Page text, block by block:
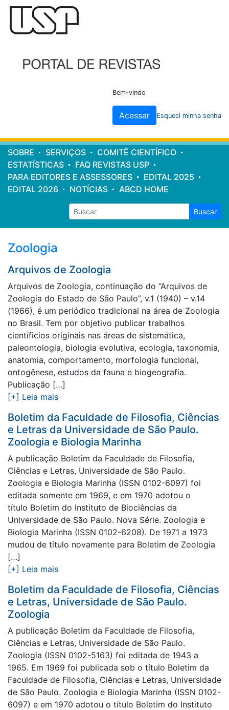
Cabeçalho
site
Bem-vindo
Acessar Esqueci minha senha
Menu
principal
SOBRE SERVIÇOS
COMITÊ CIENTÍFICO
ESTATÍSTICAS
FAQ REVISTAS USP
PARA EDITORES E ASSESSORES
EDITAL 2025
EDITAL 2026
NOTÍCIAS ABCD HOME
Buscar
Zoologia
Arquivos de Zoologia
Arquivos de Zoologia, continuação do “Arquivos de
Zoologia do Estado de São Paulo”, v.1 (1940) – v.14
(1966), é um periódico tradicional na área de Zoologia
no Brasil. Tem por objetivo publicar trabalhos
científicios originais nas áreas de sistemática,
paleontologia, biologia evolutiva, ecologia, taxonomia,
anatomia, comportamento, morfologia funcional,
ontogênese, estudos da fauna e biogeografia.
Publicação […]
[+] Leia mais
Boletim da Faculdade de Filosofia, Ciências
e Letras da Universidade de São Paulo.
Zoologia e Biologia Marinha
A publicação Boletim da Faculdade de Filosofia,
Ciências e Letras, Universidade de São Paulo.
Zoologia e Biologia Marinha (ISSN 0102-6097) foi
editada somente em 1969, e em 1970 adotou o
título Boletim do Instituto de Biociências da
Universidade de São Paulo. Nova Série. Zoologia e
Biologia Marinha (ISSN 0102-6208). De 1971 a 1973
mudou de título novamente para Boletim de Zoologia
[…]
[+] Leia mais
Boletim da Faculdade de Filosofia, Ciências
e Letras, Universidade de São Paulo.
Zoologia
A publicação Boletim da Faculdade de Filosofia,
Ciências e Letras, Universidade de São Paulo.
Zoologia (ISSN 0102-5163) foi editada de 1943 a
1965. Em 1969 foi publicada sob o título Boletim da
Faculdade de Filosofia, Ciências e Letras, Universidade
de São Paulo. Zoologia e Biologia Marinha (ISSN 0102-
6097) e em 1970 adotou o título Boletim do Instituto